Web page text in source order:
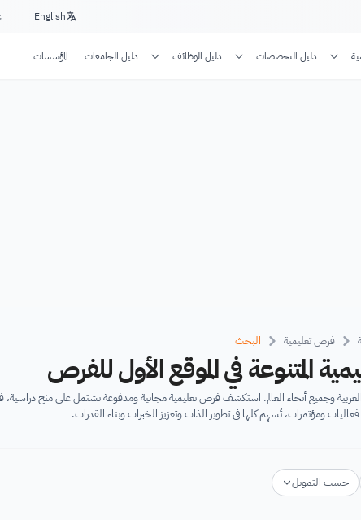
English
دليل التخصصات دليل الوظائف دليل الجامعات المؤسسات
فرص تعليمية البحث
المتنوعة في الموقع الأول للفرص
وجميع أنحاء العالم. استكشف فرص تعليمية مجانية ومدفوعة تشتمل على منح
ومؤتمرات، تُسهِم كلها في تطوير الذات وتعزيز الخبرات وبناء القدرات.
حسب التمويل